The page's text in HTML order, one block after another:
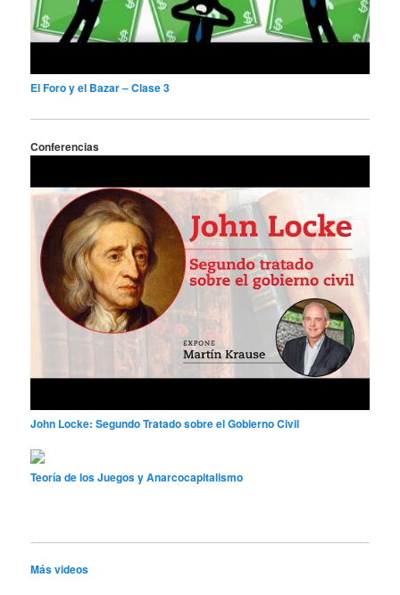
El Foro y el Bazar – Clase 3
Conferencias
John Locke: Segundo Tratado sobre el Gobierno Civil
Teoría de los Juegos y Anarcocapitalismo
Más videos